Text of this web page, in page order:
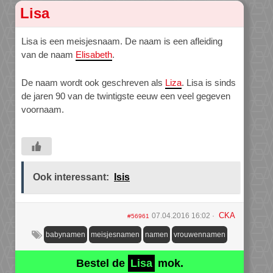
Lisa
Lisa is een meisjesnaam. De naam is een afleiding
van de naam Elisabeth.
De naam wordt ook geschreven als Liza. Lisa is sinds
de jaren 90 van de twintigste eeuw een veel gegeven
voornaam.
Ook interessant: Isis
#56961 07.04.2016 16:02 CKA
babynamen meisjesnamen namen vrouwennamen
Bestel de Lisa mok.